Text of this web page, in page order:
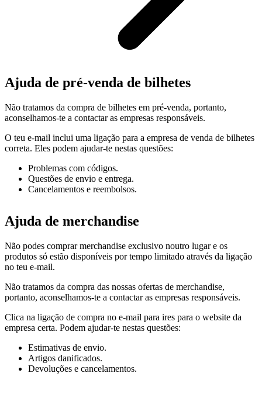
Ajuda de pré-venda de bilhetes
Não tratamos da compra de bilhetes em pré-venda, portanto,
aconselhamos-te a contactar as empresas responsáveis.
O teu e-mail inclui uma ligação para a empresa de venda de bilhetes
correta. Eles podem ajudar-te nestas questões:
Problemas com códigos.
Questões de envio e entrega.
Cancelamentos e reembolsos.
Ajuda de merchandise
Não podes comprar merchandise exclusivo noutro lugar e os
produtos só estão disponíveis por tempo limitado através da ligação
no teu e-mail.
Não tratamos da compra das nossas ofertas de merchandise,
portanto, aconselhamos-te a contactar as empresas responsáveis.
Clica na ligação de compra no e-mail para ires para o website da
empresa certa. Podem ajudar-te nestas questões:
Estimativas de envio.
Artigos danificados.
Devoluções e cancelamentos.